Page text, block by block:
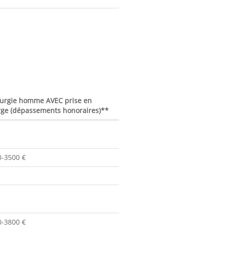
homme AVEC prise en
(dépassements honoraires)**
3500 €
3800 €